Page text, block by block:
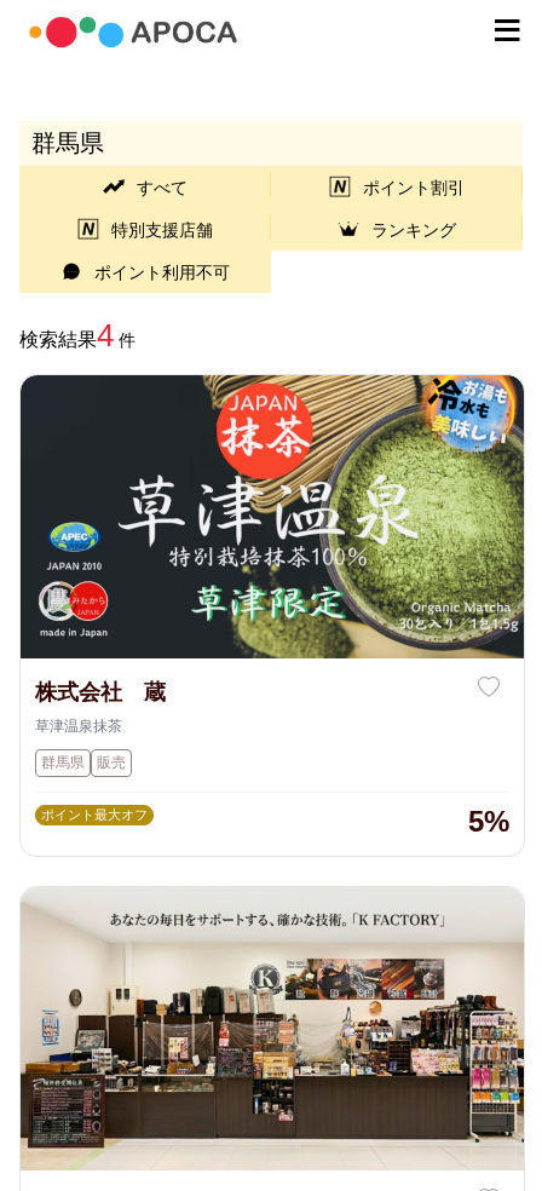
群馬県
すべて ポイント割引
特別支援店舗 ランキング
ポイント利用不可
検索結果4 件
株式会社 蔵
草津温泉抹茶
群馬県 販売
ポイント最大オフ 5%